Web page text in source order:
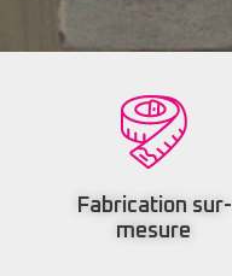
Fabrication sur-
mesure